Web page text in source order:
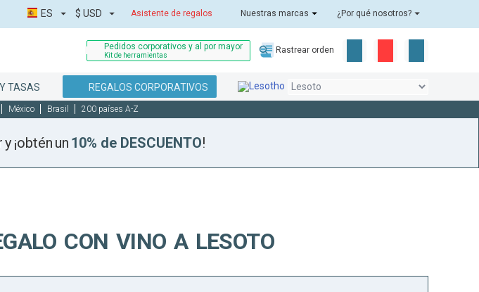
Asistente de regalos Nuestras marcas ¿Por qué nosotros?
ES $ USD
Pedidos corporativos y al por mayor
Kit de herramientas
Rastrear orden
TASAS REGALOS CORPORATIVOS
México Brasil 200 países A-Z
¡obtén un 10% de DESCUENTO!
CON VINO A LESOTO